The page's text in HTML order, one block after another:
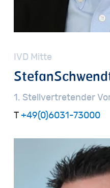
IVD Mitte
Stefan
1. Stellvertretender
T +49(0)6031-73000